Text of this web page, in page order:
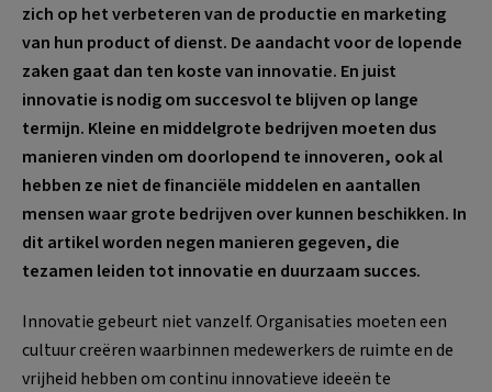
zich op het verbeteren van de productie en marketing
van hun product of dienst. De aandacht voor de lopende
zaken gaat dan ten koste van innovatie. En juist
innovatie is nodig om succesvol te blijven op lange
termijn. Kleine en middelgrote bedrijven moeten dus
manieren vinden om doorlopend te innoveren, ook al
hebben ze niet de financiële middelen en aantallen
mensen waar grote bedrijven over kunnen beschikken. In
dit artikel worden negen manieren gegeven, die
tezamen leiden tot innovatie en duurzaam succes.
Innovatie gebeurt niet vanzelf. Organisaties moeten een
cultuur creëren waarbinnen medewerkers de ruimte en de
vrijheid hebben om continu innovatieve ideeën te